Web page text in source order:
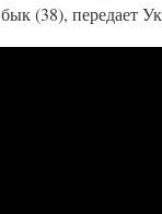
(38), передает